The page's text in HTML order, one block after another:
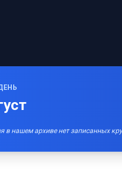
в нашем архиве нет записанных